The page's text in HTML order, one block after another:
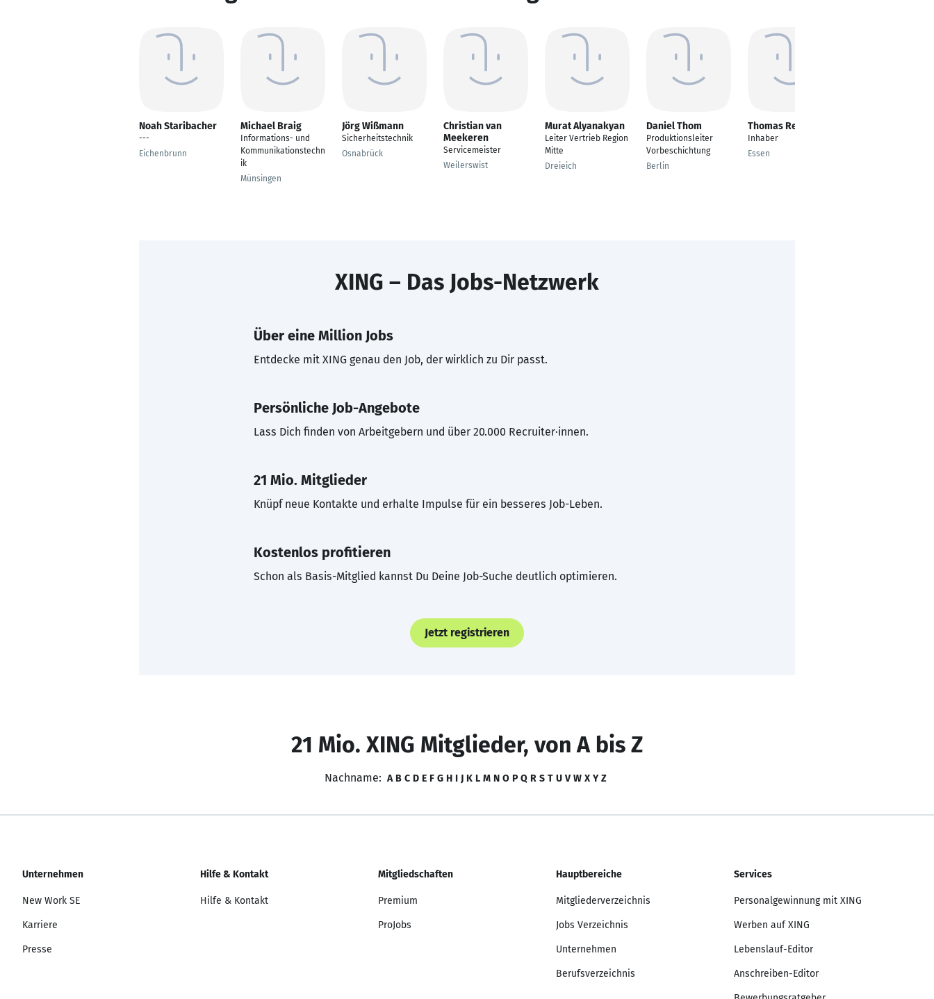
Noah Staribacher
---
Eichenbrunn
Michael Braig
Informations- und
Kommunikationstechn
ik
Münsingen
Jörg Wißmann
Sicherheitstechnik
Osnabrück
Christian van
Meekeren
Servicemeister
Weilerswist
Murat Alyanakyan
Leiter Vertrieb Region
Mitte
Dreieich
Daniel Thom
Produktionsleiter
Vorbeschichtung
Berlin
Thomas Res
Inhaber
Essen
XING – Das Jobs-Netzwerk
Über eine Million Jobs
Entdecke mit XING genau den Job, der wirklich zu Dir passt.
Persönliche Job-Angebote
Lass Dich finden von Arbeitgebern und über 20.000 Recruiter·innen.
21 Mio. Mitglieder
Knüpf neue Kontakte und erhalte Impulse für ein besseres Job-Leben.
Kostenlos profitieren
Schon als Basis-Mitglied kannst Du Deine Job-Suche deutlich optimieren.
Jetzt registrieren
21 Mio. XING Mitglieder, von A bis Z
Nachname: A B C D E F G H I J K L M N O P Q R S T U V W X Y Z
Unternehmen
New Work SE
Karriere
Presse
Hilfe & Kontakt
Hilfe & Kontakt
Mitgliedschaften
Premium
ProJobs
Hauptbereiche
Mitgliederverzeichnis
Jobs Verzeichnis
Unternehmen
Berufsverzeichnis
Services
Personalgewinnung mit XING
Werben auf XING
Lebenslauf-Editor
Anschreiben-Editor